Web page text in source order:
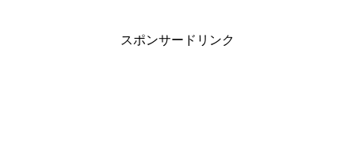
スポンサードリンク